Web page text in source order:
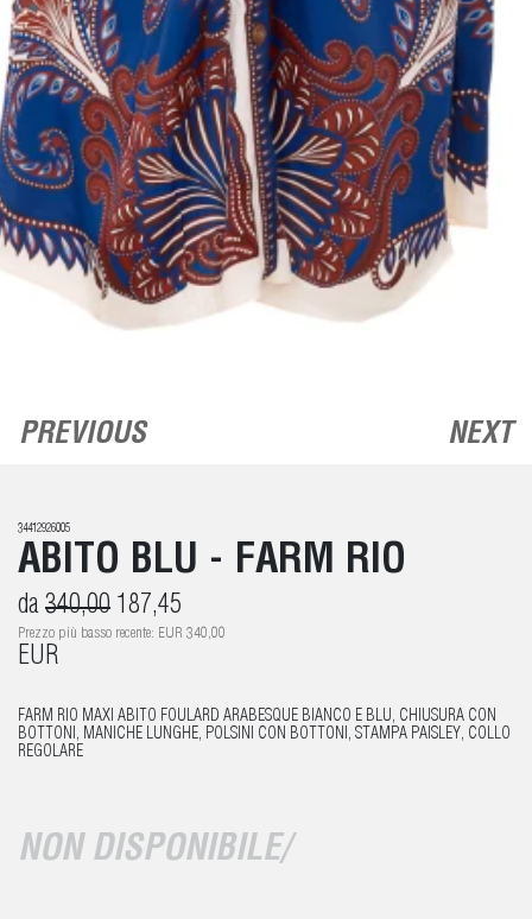
PREVIOUS NEXT
34412926005
ABITO BLU - FARM RIO
da 340,00 187,45
Prezzo più basso recente: EUR 340,00
EUR
FARM RIO MAXI ABITO FOULARD ARABESQUE BIANCO E BLU, CHIUSURA CON
BOTTONI, MANICHE LUNGHE, POLSINI CON BOTTONI, STAMPA PAISLEY, COLLO
REGOLARE
NON DISPONIBILE/